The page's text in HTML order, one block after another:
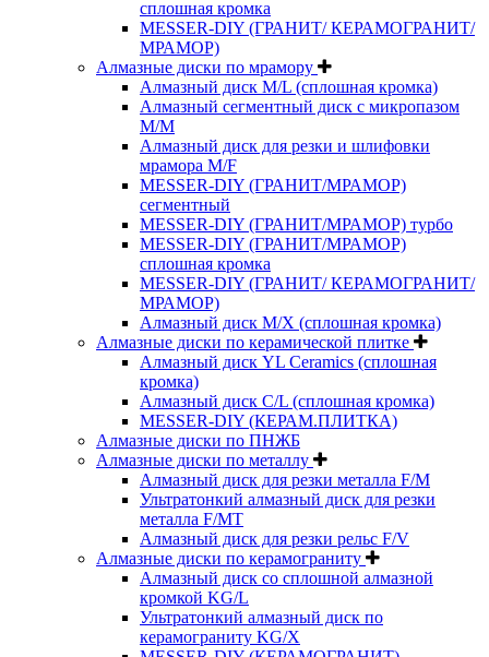
сплошная кромка
MESSER-DIY (ГРАНИТ/ КЕРАМОГРАНИТ/
МРАМОР)
Алмазные диски по мрамору
Алмазный диск M/L (сплошная кромка)
Алмазный сегментный диск с микропазом
M/M
Алмазный диск для резки и шлифовки
мрамора M/F
MESSER-DIY (ГРАНИТ/МРАМОР)
сегментный
MESSER-DIY (ГРАНИТ/МРАМОР) турбо
MESSER-DIY (ГРАНИТ/МРАМОР)
сплошная кромка
MESSER-DIY (ГРАНИТ/ КЕРАМОГРАНИТ/
МРАМОР)
Алмазный диск M/X (сплошная кромка)
Алмазные диски по керамической плитке
Алмазный диск YL Ceramics (сплошная
кромка)
Алмазный диск C/L (сплошная кромка)
MESSER-DIY (КЕРАМ.ПЛИТКА)
Алмазные диски по ПНЖБ
Алмазные диски по металлу
Алмазный диск для резки металла F/M
Ультратонкий алмазный диск для резки
металла F/MT
Алмазный диск для резки рельс F/V
Алмазные диски по керамограниту
Алмазный диск со сплошной алмазной
кромкой KG/L
Ультратонкий алмазный диск по
керамограниту KG/X